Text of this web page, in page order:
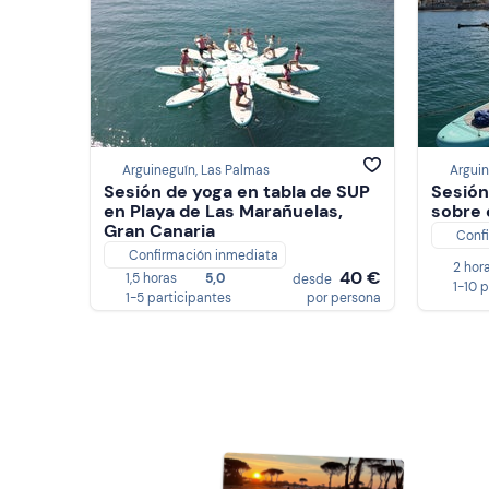
Arguineguín, Las Palmas
Sesión de yoga en tabla de SUP
en Playa de Las Marañuelas,
Gran Canaria
Confirmación inmediata
1,5 horas
5,0
1-5 participantes
desde 40 €
por persona
sobre
2
1-10